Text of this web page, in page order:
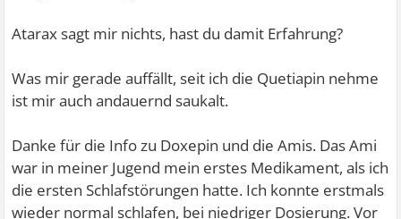
Atarax sagt mir nichts, hast du damit Erfahrung?
Was mir gerade auffällt, seit ich die Quetiapin nehme
ist mir auch andauernd saukalt.
Danke für die Info zu Doxepin und die Amis. Das Ami
war in meiner Jugend mein erstes Medikament, als ich
die ersten Schlafstörungen hatte. Ich konnte erstmals
wieder normal schlafen, bei niedriger Dosierung. Vor